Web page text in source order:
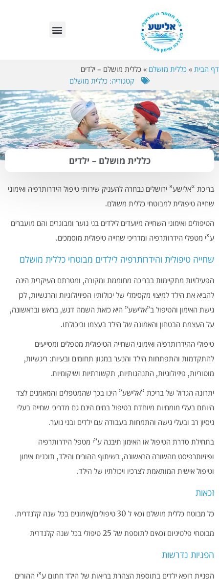
דף הבית » כללית מושלם » כללית מושלם – ילדים
קטגוריה: כללית מושלם
כללית מושלם – ילדים
בריכת “אלישע” ירושלים נבחרה להעניק שירותי טיפול הידרותרפיה ואימוני
שחייה טיפולית למבוטחי כללית משולם.
הטיפולים ואימוני השחייה מיועדים לילדים בני נוער ומבוגרים והם מועברים
ע”י מטפלי הידרותרפיה ומדריכי שחייה טיפולית מוסמכים.
שחייה טיפולית והידרותרפיה לילדים מבוטחי כללית מושלם
הפעילויות מתקיימות בבריכה מחוממת ומקורה, ומטרתם העיקרית הינה
להביא את הילד למיצוי מקסימלי של יכולותיו הפיזיולוגיות והרגשיות, לכן
גישת האימון והטיפול ב”אלישע” היא כזאת השמה דגש, בראש ובראשונה,
על העצמת הבטחון והאמונה של הילד בעצמו וביכולתו.
טיפולי ההידרותרפיה ואימוני השחייה הטיפולית מטפלים ומסייעים
להתקדמות והתפתחות הילד והנער במגוון תחומים ובעיות: ריגשיות,
מוטוריות, פיזיולוגיות, התנהגותיות, תקשורתיות ושיקומיות.
יתרונה הגדול של בריכת “אלישע” הינו בכך שהמטפלים והמאמנים לצד
היותם בעלי מומחיות מיוחדת בטיפול במים הינם גם מדריכי שחייה בעלי
ניסיון רב ובעלי גישה והתמחות בעבודה עם ילדים ובני נוער.
בתחילת סדרת הטיפול או האימון תיבנה ע”י מטפל הידרותרפיה
ופיזיותרפיסט מהשורה הראשונה, בשיתוף ההורים והילד, תוכנית אימון
וטיפול אישית המותאמת לצרכיו ויכולתיו של הילד.
זכאות
כל מבוטח כללית מושלם זכאי ל 30 טיפולים/אימונים בכל שנה קלנדרית.
מבוטחי פלטיניום זכאים לתוספת של 25 טיפולי בכל שנה קלנדרית
הפניות נדרשות
הפניית רופא ילדים בתוספת הצהרת בריאות של הילד חתום ע”י ההורים